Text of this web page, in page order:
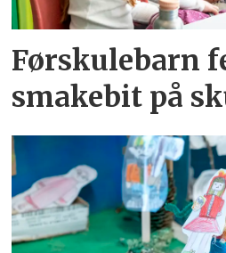
Førskulebarn
smakebit på